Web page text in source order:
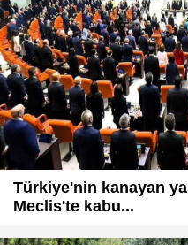
Türkiye'nin kanayan
Meclis'te kabu...